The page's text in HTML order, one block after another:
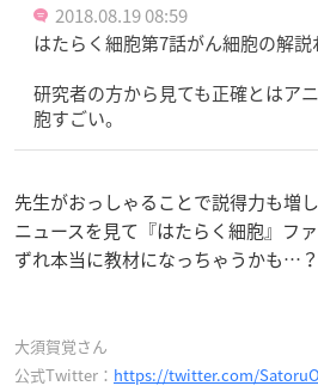
2018.08.19 08:59
はたらく細胞第7話がん細胞の解説
研究者の方から見ても正確とはア
胞すごい。
先生がおっしゃることで説得力も増
ニュースを見て『はたらく細胞』フ
ずれ本当に教材になっちゃうかも…？
大須賀覚さん
公式Twitter： https://twitter.com/SatoruO